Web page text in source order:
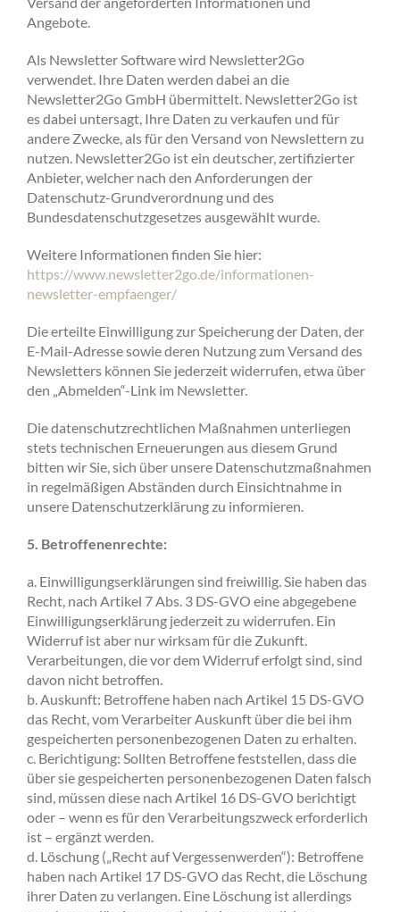
Angebote.
Als Newsletter Software wird Newsletter2Go
verwendet. Ihre Daten werden dabei an die
Newsletter2Go GmbH übermittelt. Newsletter2Go ist
es dabei untersagt, Ihre Daten zu verkaufen und für
andere Zwecke, als für den Versand von Newslettern zu
nutzen. Newsletter2Go ist ein deutscher, zertifizierter
Anbieter, welcher nach den Anforderungen der
Datenschutz-Grundverordnung und des
Bundesdatenschutzgesetzes ausgewählt wurde.
Weitere Informationen finden Sie hier:
https://www.newsletter2go.de/informationen-
newsletter-empfaenger/
Die erteilte Einwilligung zur Speicherung der Daten, der
E-Mail-Adresse sowie deren Nutzung zum Versand des
Newsletters können Sie jederzeit widerrufen, etwa über
den „Abmelden“-Link im Newsletter.
Die datenschutzrechtlichen Maßnahmen unterliegen
stets technischen Erneuerungen aus diesem Grund
bitten wir Sie, sich über unsere Datenschutzmaßnahmen
in regelmäßigen Abständen durch Einsichtnahme in
unsere Datenschutzerklärung zu informieren.
5. Betroffenenrechte:
a. Einwilligungserklärungen sind freiwillig. Sie haben das
Recht, nach Artikel 7 Abs. 3 DS-GVO eine abgegebene
Einwilligungserklärung jederzeit zu widerrufen. Ein
Widerruf ist aber nur wirksam für die Zukunft.
Verarbeitungen, die vor dem Widerruf erfolgt sind, sind
davon nicht betroffen.
b. Auskunft: Betroffene haben nach Artikel 15 DS-GVO
das Recht, vom Verarbeiter Auskunft über die bei ihm
gespeicherten personenbezogenen Daten zu erhalten.
c. Berichtigung: Sollten Betroffene feststellen, dass die
über sie gespeicherten personenbezogenen Daten falsch
sind, müssen diese nach Artikel 16 DS-GVO berichtigt
oder – wenn es für den Verarbeitungszweck erforderlich
ist – ergänzt werden.
d. Löschung („Recht auf Vergessenwerden“): Betroffene
haben nach Artikel 17 DS-GVO das Recht, die Löschung
ihrer Daten zu verlangen. Eine Löschung ist allerdings